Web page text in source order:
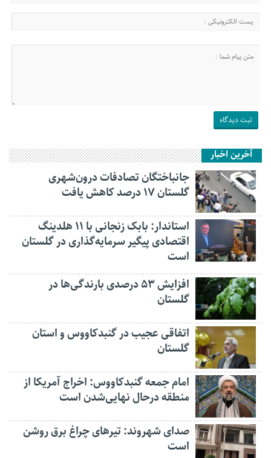
آخرین اخبار
جانباختگان تصادفات درون‌شهری
گلستان ۱۷ درصد کاهش یافت
استاندار: بابک زنجانی با ۱۱ هلدینگ
اقتصادی پیگیر سرمایه‌گذاری در گلستان
است
افزایش ۵۳ درصدی بارندگی‌ها در
گلستان
اتفاقی عجیب در‌ گنبدکاووس و استان
گلستان
امام جمعه گنبدکاووس: اخراج آمریکا از
منطقه درحال نهایی‌شدن است
صدای شهروند: تیرهای چراغ برق روشن
است